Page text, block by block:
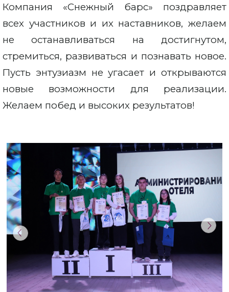
Компания «Снежный барс» поздравляет
всех участников и их наставников, желаем
не останавливаться на достигнутом,
стремиться, развиваться и познавать новое.
Пусть энтузиазм не угасает и открываются
новые возможности для реализации.
Желаем побед и высоких результатов!